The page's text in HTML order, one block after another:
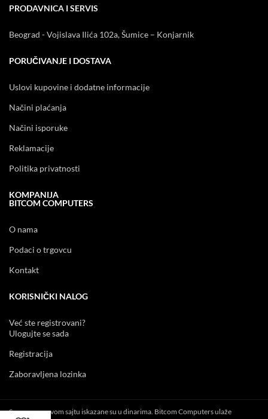
PRODAVNICA I SERVIS
Beograd - Vojislava Ilića 102a, Šumice – Konjarnik
PORUČIVANJE I DOSTAVA
Uslovi kupovine i dodatne informacije
Načini plaćanja
Načini isporuke
Reklamacije
Politika privatnosti
KOMPANIJA
BITCOM COMPUTERS
O nama
Podaci o trgovcu
Kontakt
KORISNIČKI NALOG
Već ste registrovani?
Ulogujte se sada
Registracija
Zaboravljena lozinka
Sve cene na ovom sajtu iskazane su u dinarima. Bitcom Computers ulaže